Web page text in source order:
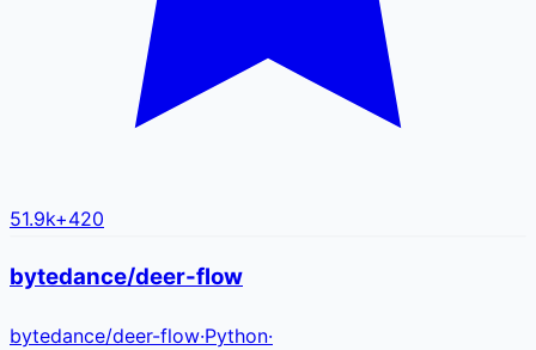
51.9k+420
bytedance/deer-flow
bytedance/deer-flow·Python·